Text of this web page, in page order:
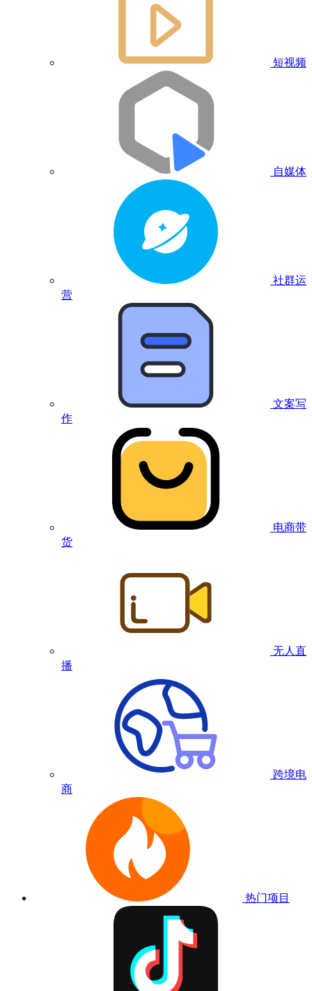
短视频
自媒体
社群运
营
文案写
作
电商带
货
无人直
播
跨境电
商
热门项目